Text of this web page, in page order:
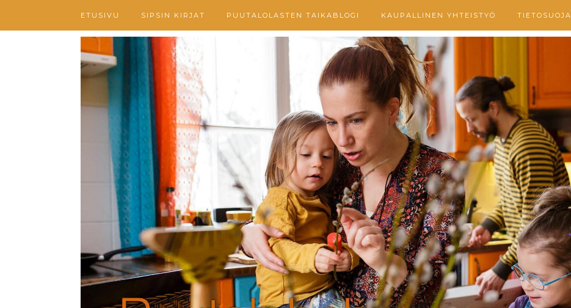
ETUSIVU SIPSIN KIRJAT PUUTALOLASTEN TAIKABLOGI KAUPALLINEN YHTEISTYÖ TIETOSUOJA